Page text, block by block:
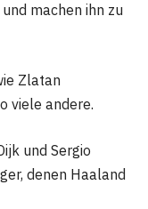
machen ihn zu
Zlatan
viele andere.
und Sergio
denen Haaland